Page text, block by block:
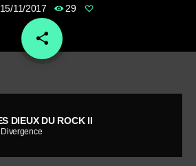
15/11/2017 29
share
email
DIEUX DU ROCK II
Divergence